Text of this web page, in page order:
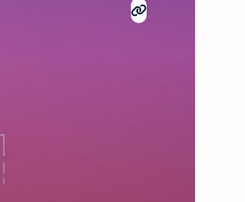
Intelligence Artificielle
Tech & Développement
Travail & Productivité